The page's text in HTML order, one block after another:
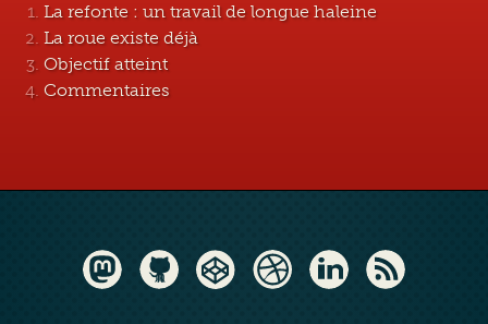
La refonte : un travail de longue haleine
La roue existe déjà
Objectif atteint
Commentaires